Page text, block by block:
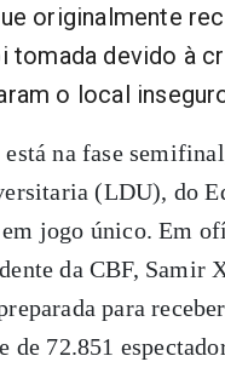
originalmente
tomada devido à
o local
na fase
(LDU), do
jogo único. Em
da CBF, Samir
para
de 72.851